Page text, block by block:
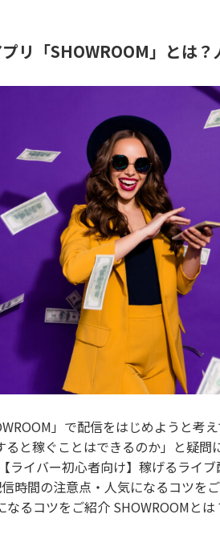
リ「SHOWROOM」とは
」で配信をはじめようと考
ると稼ぐことはできるのか」と疑
ライバー初心者向け】稼げるライ
時間の注意点・人気になるコツを
るコツをご紹介 SHOWROOMと